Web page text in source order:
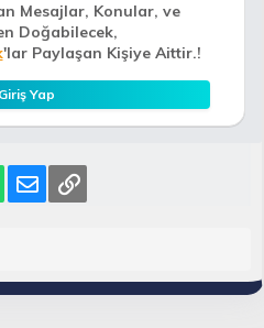
Mesajlar, Konular, ve
Doğabilecek,
'lar Paylaşan Kişiye Aittir.!
Giriş Yap
WhatsApp
E-posta